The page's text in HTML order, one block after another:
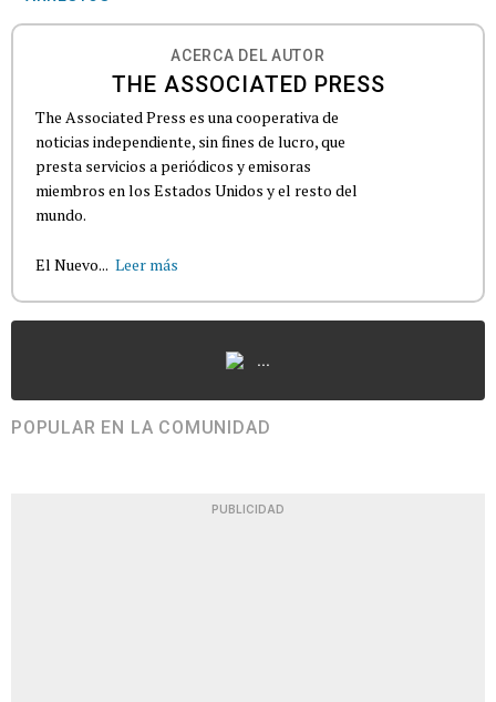
ACERCA DEL AUTOR
THE ASSOCIATED PRESS
The Associated Press es una cooperativa de
noticias independiente, sin fines de lucro, que
presta servicios a periódicos y emisoras
miembros en los Estados Unidos y el resto del
mundo.
El Nuevo... Leer más
...
POPULAR EN LA COMUNIDAD
PUBLICIDAD